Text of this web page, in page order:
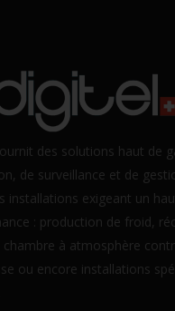
des solutions haut de
de surveillance et de
installations exigeant un
: production de froid,
chambre à atmosphère
ou encore installations